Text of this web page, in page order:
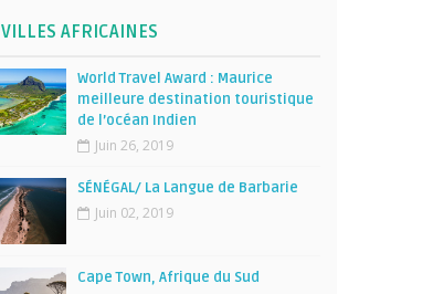
VILLES AFRICAINES
World Travel Award : Maurice
meilleure destination touristique
de l’océan Indien
Juin 26, 2019
SÉNÉGAL/ La Langue de Barbarie
Juin 02, 2019
Cape Town, Afrique du Sud